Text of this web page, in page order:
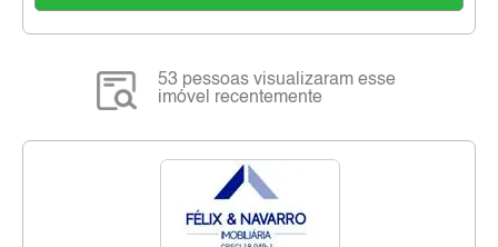
53 pessoas visualizaram esse
imóvel recentemente